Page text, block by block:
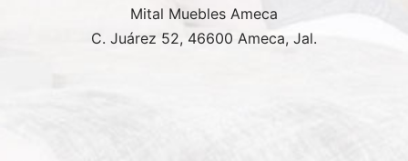
Mital Muebles Ameca
C. Juárez 52, 46600 Ameca, Jal.